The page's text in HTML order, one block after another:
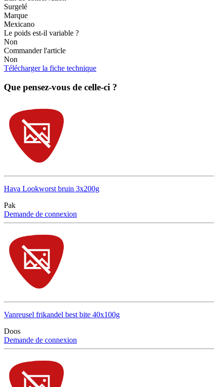
Surgelé
Marque
Mexicano
Le poids est-il variable ?
Non
Commander l'article
Non
Télécharger la fiche technique
Que pensez-vous de celle-ci ?
Hava Lookworst bruin 3x200g
Pak
Demande de connexion
Vanreusel frikandel best bite 40x100g
Doos
Demande de connexion